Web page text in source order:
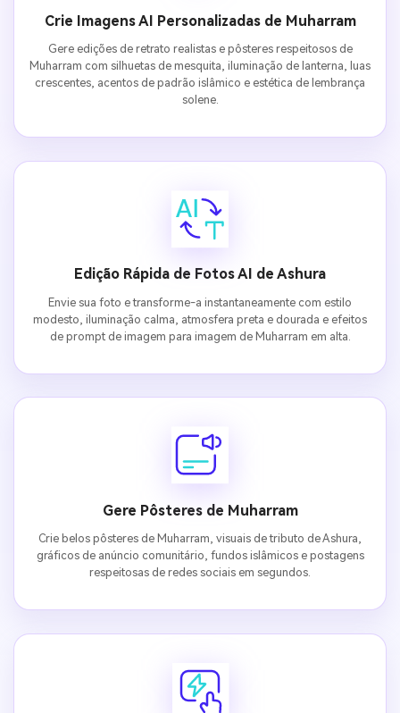
Crie Imagens AI Personalizadas de Muharram
Gere edições de retrato realistas e pôsteres respeitosos de
Muharram com silhuetas de mesquita, iluminação de lanterna, luas
crescentes, acentos de padrão islâmico e estética de lembrança
solene.
Edição Rápida de Fotos AI de Ashura
Envie sua foto e transforme-a instantaneamente com estilo
modesto, iluminação calma, atmosfera preta e dourada e efeitos
de prompt de imagem para imagem de Muharram em alta.
Gere Pôsteres de Muharram
Crie belos pôsteres de Muharram, visuais de tributo de Ashura,
gráficos de anúncio comunitário, fundos islâmicos e postagens
respeitosas de redes sociais em segundos.